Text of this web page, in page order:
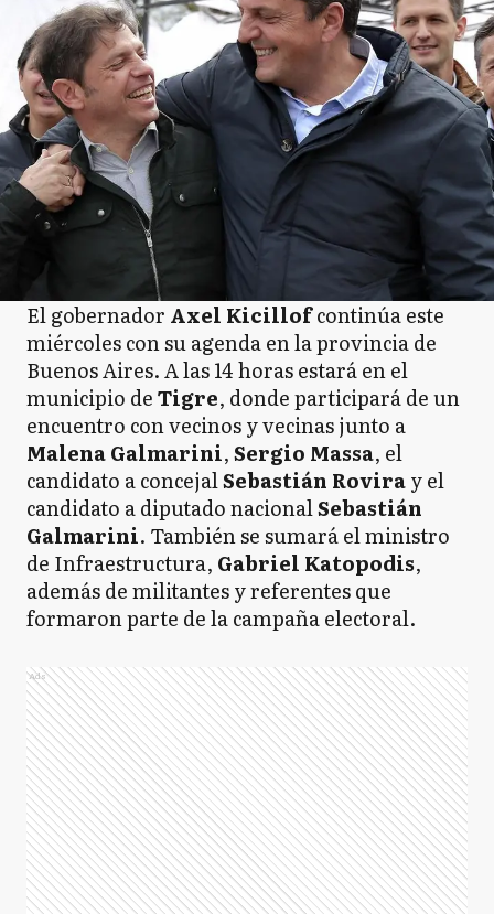
El gobernador Axel Kicillofcontinúa este
miércoles con su agenda en la provincia de
Buenos Aires. A las 14 horas estará en el
municipio deTigre, donde participará de un
encuentro con vecinos y vecinas junto a
Malena Galmarini,Sergio Massa, el
candidato a concejalSebastián Roviray el
candidato a diputado nacionalSebastián
Galmarini. También se sumará el ministro
de Infraestructura, Gabriel Katopodis,
además de militantes y referentes que
formaron parte de la campaña electoral.
Ads